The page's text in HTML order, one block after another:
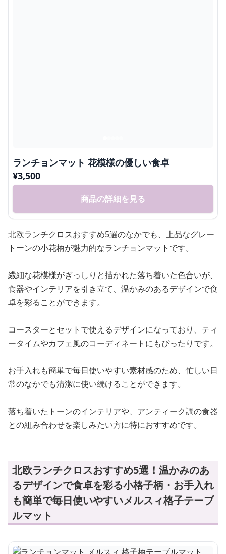
ランチョンマット 花模様の優しい食卓
¥3,500
商品の詳細を見る
北欧ランチクロスおすすめ5選のなかでも、上品なグレー
トーンの小花柄が魅力的なランチョンマットです。
繊細な花模様がぎっしりと描かれた落ち着いた色合いが、
食器やインテリアを引き立て、温かみのあるデザインで食
卓を彩ることができます。
コースターとセットで使えるデザインになっており、ティ
ータイムやカフェ風のコーディネートにもぴったりです。
お手入れも簡単で毎日使いやすい素材感のため、忙しい日
常のなかでも清潔に使い続けることができます。
落ち着いたトーンのインテリアや、アンティーク調の食器
との組み合わせを楽しみたい方に特におすすめです。
北欧ランチクロスおすすめ5選！温かみのあ
るデザインで食卓を彩る小格子柄・お手入れ
も簡単で毎日使いやすいメルスィ格子テーブ
ルマット